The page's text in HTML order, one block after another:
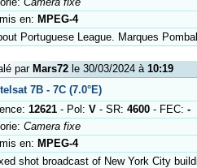
en: MPEG-4
Portuguese League. Marques Pombal
par Mars72le 30/03/2024 à 10:19
7B - 7C (7.0°E)
12621- Pol: V- SR: 4600- FEC: -
Camera fixe
en: MPEG-4
shot broadcast of New York City